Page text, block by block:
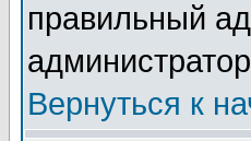
правильный
Вернуться к